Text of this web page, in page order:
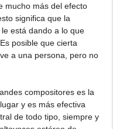
mucho más del efecto
significa que la
está dando a lo que
posible que cierta
a una persona, pero no
compositores es la
y es más efectiva
de todo tipo, siempre y